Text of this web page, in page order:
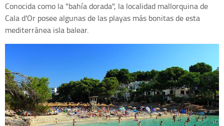
Conocida como la "bahía dorada", la localidad mallorquina de
Cala d'Or posee algunas de las playas más bonitas de esta
mediterránea isla balear.